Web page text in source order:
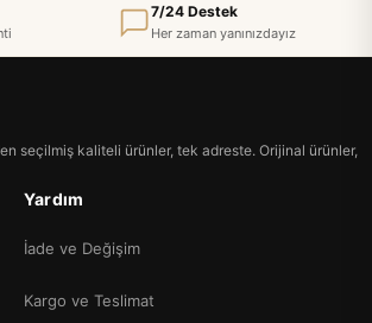
7/24 Destek
Her zaman yanınızdayız
seçilmiş kaliteli ürünler, tek adreste. Orijinal ürünler,
Yardım
İade ve Değişim
Kargo ve Teslimat